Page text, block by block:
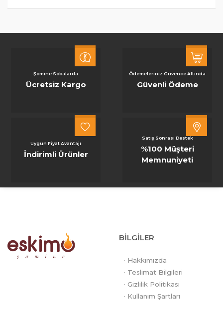
Şömine Sobalarda
Ücretsiz Kargo
Ödemeleriniz Güvence Altında
Güvenli Ödeme
Uygun Fiyat Avantajı
İndirimli Ürünler
Satış Sonrası Destek
%100 Müşteri
Memnuniyeti
BİLGİLER
· Hakkımızda
· Teslimat Bilgileri
· Gizlilik Politikası
· Kullanım Şartları